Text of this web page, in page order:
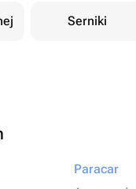
Serniki
Paracar